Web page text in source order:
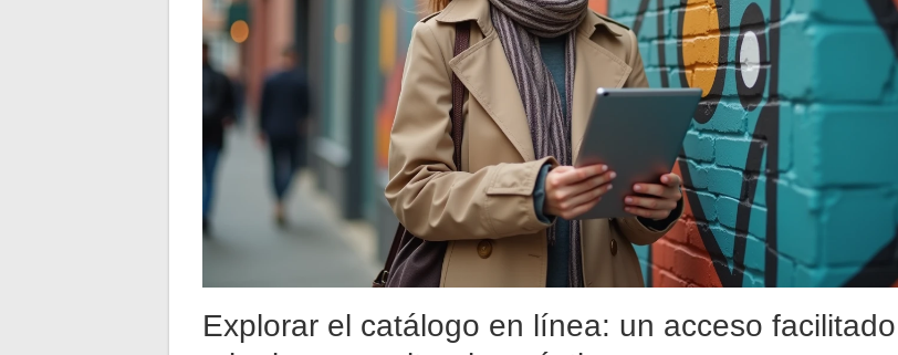
Explorar el catálogo en línea: un acceso facilitado